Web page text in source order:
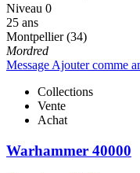
Niveau 0
25 ans
Montpellier (34)
Mordred
Message Ajouter comme
Collections
Vente
Achat
Warhammer 40000